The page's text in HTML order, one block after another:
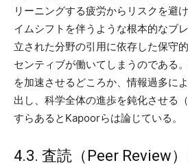
リーニングする疲労からリスクを避
イムシフトを伴うような根本的なブ
立された分野の引用に依存した保守
センティブが働いてしまうのである
を加速させるどころか、情報過多に
出し、科学全体の進歩を鈍化させる
すらあるとKapoorらは論じている。
4.3. 査読（Peer Review